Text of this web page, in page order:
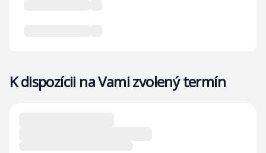
K dispozícii na Vami zvolený termín